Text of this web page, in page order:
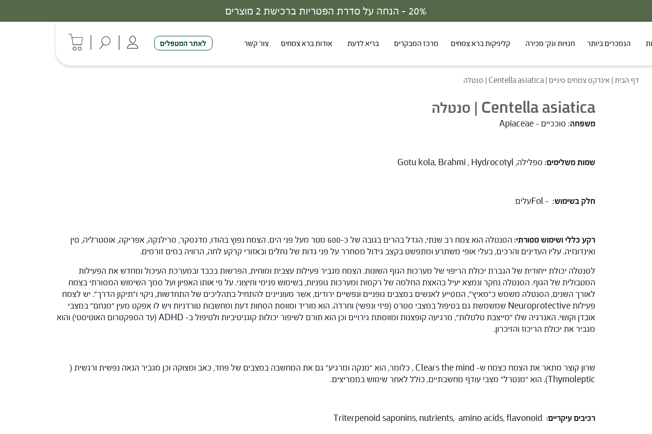
30% - הנחה על סדרת הפטריות ברכישת 3 מוצרים
הנמכרים ביותר חנויות ונק' מכירה קליניקות ברא צמחים מרכז המבקרים בריא לדעת אודות ברא צמחים צור קשר לאתר המטפלים
דף הבית | אינדקס צמחים סיניים |Centella asiatica | סנטלה
Centella asiatica | סנטלה
משפחה: סוככיים – Apiaceae
שמות משלימים: ספלילה, Gotu kola, Brahmi , Hydrocotyl
חלק בשימוש: – Folעלים
רקע כללי ושימוש מסורתי:
הסנטלה הוא צמח רב שנתי, הגדל בהרים בגובה של כ-600 מטר מעל פני הים. הצמח נפוץ בהודו, מדגסקר, סרילנקה, אפריקה, אוסטרליה, סין
ואינדונזיה. עליו העדינים והרכים, בעלי אופי משתרע ומתפשט בקצב גידול מסחרר על פני גדות של נחלים ובאזורי קרקע לחה, הרוויה במים זורמים.
לסנטלה יכולת ייחודית של הגברת יכולת הריפוי של מערכות הגוף השונות. הצמח מגביר פעילות עצבית ומוחית, הפרשות בכבד ובמערכת העיכול ומחדש את הפעילות
המטבולית של הגוף. הסנטלה נחקר ונמצא יעיל בהאצת החלמה של רקמות ומערכות גופניות, בשימוש פנימי וחיצוני. על פי אותו האפיון ועל סמך השימוש המסורתי בצמח
לאורך השנים, הסנטלה משמש כ"מאיץ", המסייע לאנשים במצבים גופניים ונפשיים ירודים, אשר מעוניינים להתחיל בתהליכים של התחדשות, ניקוי ו"תיקון הדרך". יש לצמח
פעילות Neuroprotective שמשמשת גם בטיפול במצבי סטרס (פיזי ונפשי) וחרדה. הוא מוריד ומווסת הסחות דעת ומחשבות טורדניות ויש לו אפקט מעין "מנחם" במצבי
אובדן וקושי. האנרגיה שלו "מייצבת טלטלות", מרגיעה קופצנות ומווסתת גירויים וכן הוא תורם לשיפור יכולות קוגניטיביות ולטיפול ב- ADHD (עד הספקטרום האוטיסטי) והוא
מגביר את יכולת הריכוז והזיכרון.
שרון קוצר מתאר את הצמח כצמח ש- Clears the mind , כלומר, הוא "מנקה ומרגיע" גם את המחשבה במצבים של פחד, כאב ומצוקה וכן מגביר הנאה נפשית ורגשית (
Thymoleptic). הוא "מנטרל" מצבי עודף מחשבתיים, כולל לאחר שימוש בממריצים.
רכיבים עיקריים: Triterpenoid saponins, nutrients, amino acids, flavonoid